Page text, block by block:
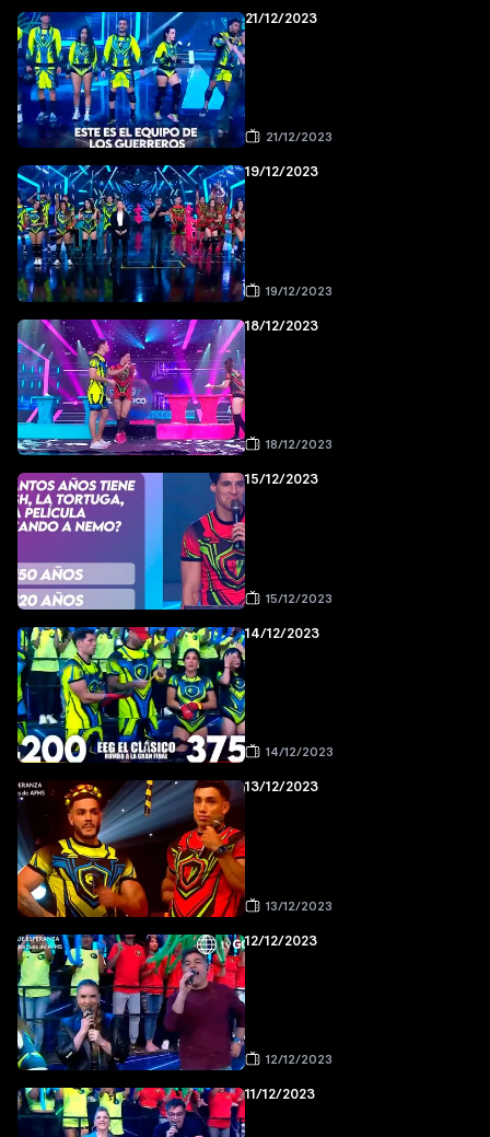
21/12/2023
21/12/2023
19/12/2023
19/12/2023
18/12/2023
18/12/2023
15/12/2023
15/12/2023
14/12/2023
14/12/2023
13/12/2023
13/12/2023
12/12/2023
12/12/2023
11/12/2023